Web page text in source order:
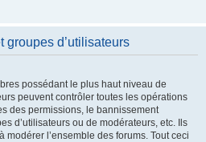
groupes d’utilisateurs
possédant le plus haut niveau de
peuvent contrôler toutes les opérations
des permissions, le bannissement
d’utilisateurs ou de modérateurs, etc. Ils
l’ensemble des forums. Tout ceci